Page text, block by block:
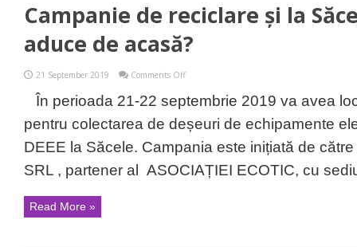
Campanie de reciclare și la
aduce de acasă?
21 September 2019 Comments Offon
de
reciclare
și
la
Săcele.
Ce
puteți
aduce
În perioada 21-22 septembrie 2019 va avea
pentru colectarea de deșeuri de echipamente
DEEE la Săcele. Campania este inițiată de
SRL , partener al ASOCIAȚIEI ECOTIC, cu
Read More »